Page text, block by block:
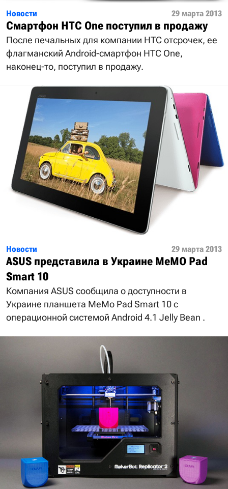
Новости 29 марта 2013
Смартфон HTC One поступил в продажу
После печальных для компании HTC отсрочек, ее
флагманский Android-смартфон HTC One,
наконец-то, поступил в продажу.
Новости 29 марта 2013
ASUS представила в Украине MeMO Pad
Smart 10
Компания ASUS сообщила о доступности в
Украине планшета MeMo Pad Smart 10 с
операционной системой Android 4.1 Jelly Bean .